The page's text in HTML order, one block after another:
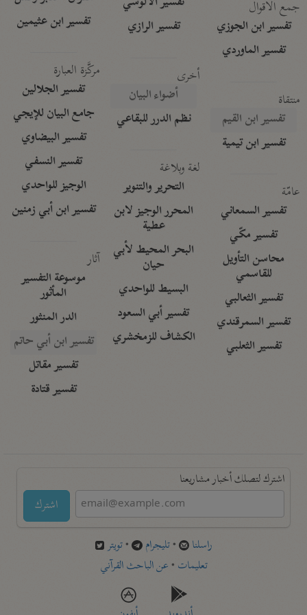
جمع الأقوال
تفسير ابن الجوزي
تفسير الماوردي
منتقاة
تفسير ابن القيم
تفسير ابن تيمية
عامّة
تفسير السمعاني
تفسير مكّي
محاسن التأويل
للقاسمي
تفسير الثعالبي
تفسير السمرقندي
تفسير الثعلبي
تفسير الرازي
أخرى
أضواء البيان
نظم الدرر للبقاعي
لغة وبلاغة
التحرير والتنوير
المحرر الوجيز لابن
عطية
البحر المحيط لأبي
حيان
البسيط للواحدي
تفسير أبي السعود
الكشاف للزمخشري
تفسير ابن عثيمين
مركَّزة العبارة
تفسير الجلالين
جامع البيان للإيجي
تفسير البيضاوي
تفسير النسفي
الوجيز للواحدي
تفسير ابن أبي زمنين
آثار
موسوعة التفسير
المأثور
الدر المنثور
تفسير ابن أبي حاتم
تفسير مقاتل
تفسير قتادة
اشترك لتصلك أخبار مشاريعنا
اشترك
راسلنا •تليجرام •تويتر
تعليمات •عن الباحث القرآني